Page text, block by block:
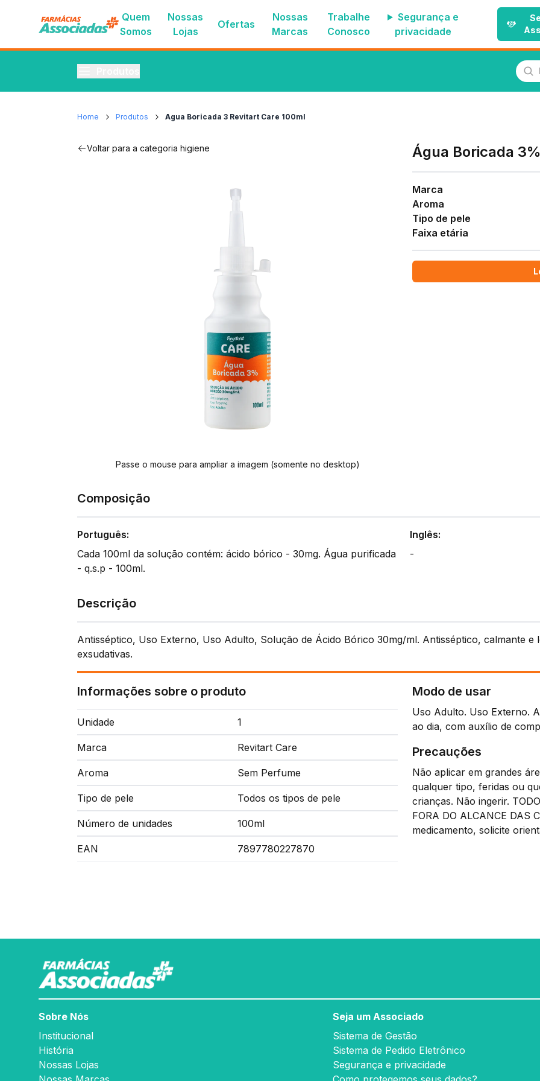
Quem
Somos
Nossas
Lojas
Ofertas
Nossas
Marcas
Trabalhe
Conosco
Segurança e
privacidade
Home Produtos Agua Boricada 3 Revitart Care 100ml
Voltar para a categoria higiene
Passe o mouse para ampliar a imagem (somente no desktop)
Água Boricada
Marca
Aroma
Tipo de pele
Faixa etária
Composição
Português:
Cada 100ml da solução contém: ácido bórico - 30mg. Água purificada
- q.s.p - 100ml.
Inglês:
-
Descrição
Antisséptico, Uso Externo, Uso Adulto, Solução de Ácido Bórico 30mg/ml. Antisséptico, calmante e
exsudativas.
Informações sobre o produto
Unidade 1
Marca Revitart Care
Aroma Sem Perfume
Tipo de pele Todos os tipos de pele
Número de unidades 100ml
EAN 7897780227870
Modo de usar
Uso Adulto. Uso Externo.
ao dia, com auxílio de
Precauções
Não aplicar em grandes
qualquer tipo, feridas ou
crianças. Não ingerir.
FORA DO ALCANCE DAS
medicamento, solicite
Sobre Nós
Institucional
História
Nossas Lojas
Seja um Associado
Sistema de Gestão
Sistema de Pedido Eletrônico
Segurança e privacidade